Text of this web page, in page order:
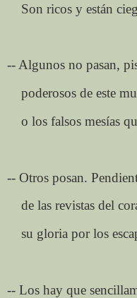
Son ricos y están
-- Algunos no pasan,
poderosos de este
o los falsos mesías
-- Otros posan.
de las revistas del
su gloria por los
-- Los hay que